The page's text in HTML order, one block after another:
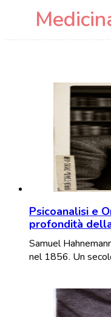
Psicoanalisi e
profondità
Samuel
nel 1856. Un